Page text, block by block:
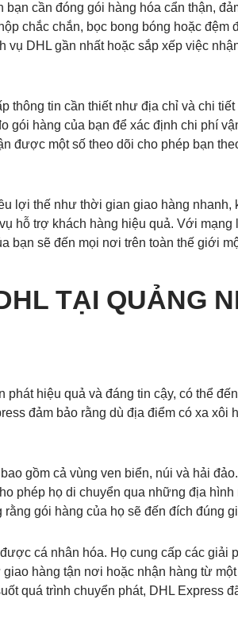
cần đóng gói hàng hóa cẩn thận,
chắc chắn, bọc bong bóng hoặc
vụ DHL gần nhất hoặc sắp xếp việc
thông tin cần thiết như địa chỉ và chi
gói hàng của bạn để xác định chi phí
được một số theo dõi cho phép bạn
lợi thế như thời gian giao hàng
hỗ trợ khách hàng hiệu quả. Với
bạn sẽ đến mọi nơi trên toàn thế giới
TẠI QUẢNG
hiệu quả và đáng tin cậy, có thể
đảm bảo rằng dù địa điểm có xa xôi
gồm cả vùng ven biển, núi và hải
phép họ di chuyển qua những địa
gói hàng của họ sẽ đến đích đúng
cá nhân hóa. Họ cung cấp các
hàng tận nơi hoặc nhận hàng từ
quá trình chuyển phát, DHL Express